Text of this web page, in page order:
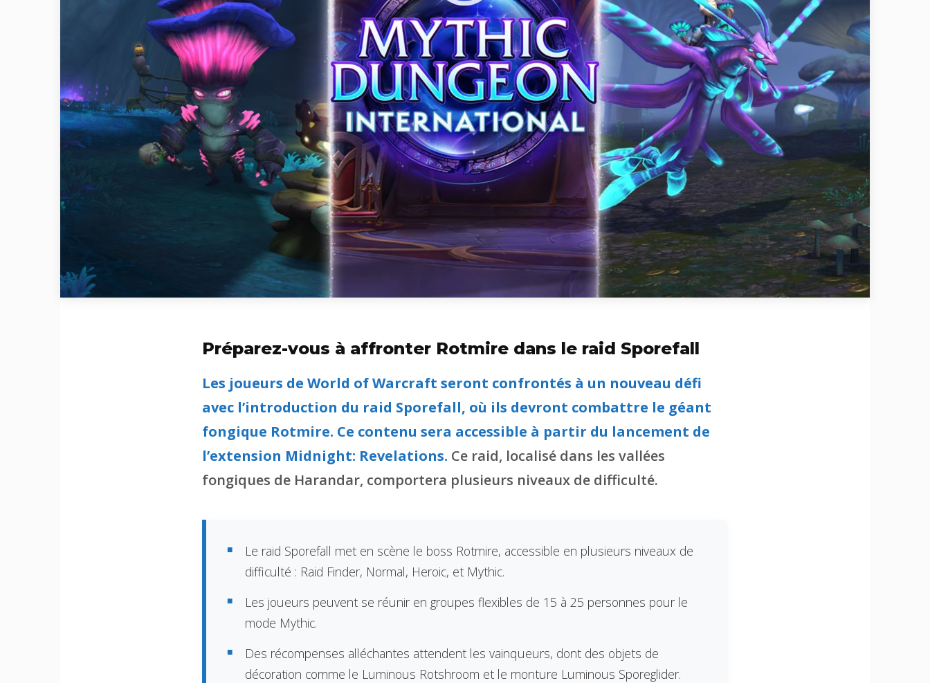
Préparez-vous à affronter Rotmire dans le raid Sporefall
Les joueurs de World of Warcraft seront confrontés à un nouveau défi
avec l’introduction du raid Sporefall, où ils devront combattre le géant
fongique Rotmire. Ce contenu sera accessible à partir du lancement de
l’extension Midnight: Revelations. Ce raid, localisé dans les vallées
fongiques de Harandar, comportera plusieurs niveaux de difficulté.
Le raid Sporefall met en scène le boss Rotmire, accessible en plusieurs niveaux de
difficulté : Raid Finder, Normal, Heroic, et Mythic.
Les joueurs peuvent se réunir en groupes flexibles de 15 à 25 personnes pour le
mode Mythic.
Des récompenses alléchantes attendent les vainqueurs, dont des objets de
décoration comme le Luminous Rotshroom et le monture Luminous Sporeglider.